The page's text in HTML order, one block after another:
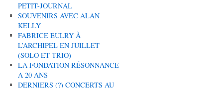
PETIT-JOURNAL
SOUVENIRS AVEC ALAN
KELLY
FABRICE EULRY À
L’ARCHIPEL EN JUILLET
(SOLO ET TRIO)
LA FONDATION RÉSONNANCE
A 20 ANS
DERNIERS (?) CONCERTS AU